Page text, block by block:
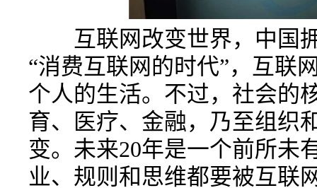
互联网改变世界，中国
“消费互联网的时代”，互联
个人的生活。不过，社会的
育、医疗、金融，乃至组织
变。未来20年是一个前所未
业、规则和思维都要被互联